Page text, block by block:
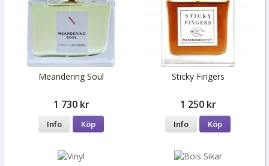
Meandering Soul
1 730 kr
Info Köp
Sticky Fingers
1 250 kr
Info Köp